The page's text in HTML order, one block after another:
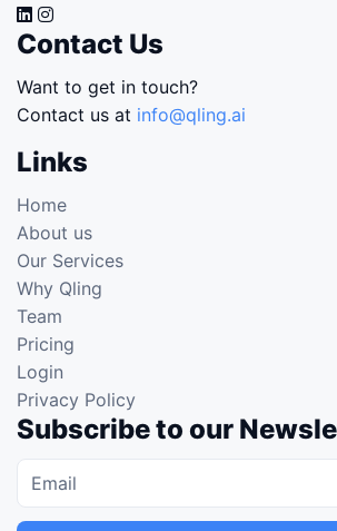
Contact Us
Want to get in touch?
Contact us at info@qling.ai
Links
Home
About us
Our Services
Why Qling
Team
Pricing
Login
Privacy Policy
Subscribe to our